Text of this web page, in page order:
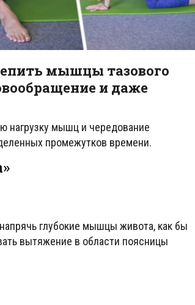
мышцы тазового
и даже
нагрузку мышц и чередование
промежутков времени.
глубокие мышцы живота, как бы
вытяжение в области поясницы